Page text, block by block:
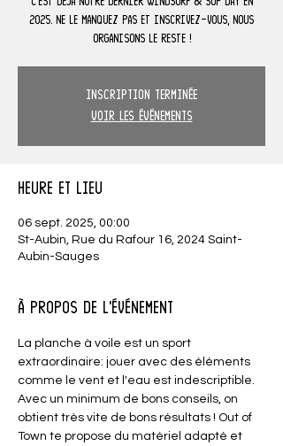
2025. Ne le manquez pas et inscrivez-vous, nous
organisons le reste !
Inscription terminée
Voir les événements
Heure et lieu
06 sept. 2025, 00:00
St-Aubin, Rue du Rafour 16, 2024 Saint-
Aubin-Sauges
À propos de l'événement
La planche à voile est un sport
extraordinaire: jouer avec des éléments
comme le vent et l'eau est indescriptible.
Avec un minimum de bons conseils, on
obtient très vite de bons résultats ! Out of
Town te propose du matériel adapté et